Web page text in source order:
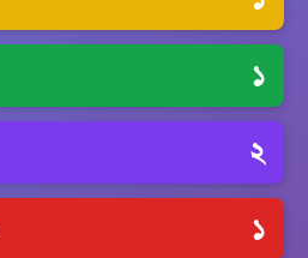
১
২
১